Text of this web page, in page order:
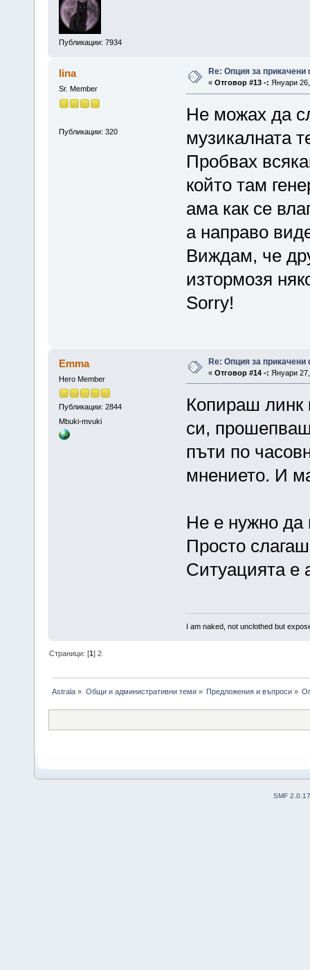
Публикации: 7934
lina
Sr. Member
Публикации: 320
Re: Опция за
« Отговор #13 -: Януари
Не можах да
музикалната
Пробвах
който там
ама как се
а направо
Виждам, че
изтормозя
Sorry!
Emma
Hero Member
Публикации: 2844
Mbuki-mvuki
Re: Опция за
« Отговор #14 -: Януари
Копираш линк
си,
пъти по
мнението. И
Не е нужно
Просто
Ситуацията е
I am naked, not unclothed but
Страници: [1]2
Astrala » Общи и административни теми» Предложения и въпроси»
SMF 2.0.17